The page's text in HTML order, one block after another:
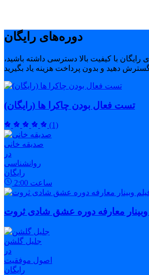
دوره‌های رایگان
رایگان با کیفیت بالا دسترسی داشته باشید،
دهید و بدون پرداخت هزینه یاد بگیرید
تست فعال بودن چاکرا ها (رایگان)
(1)
صدیقه خانی
در
روانشناسی
رایگان
2:00 ساعت
وبینار معارفه دوره عشق شادی ثروت
جلیل گلشن
در
اصول موفقیت
رایگان